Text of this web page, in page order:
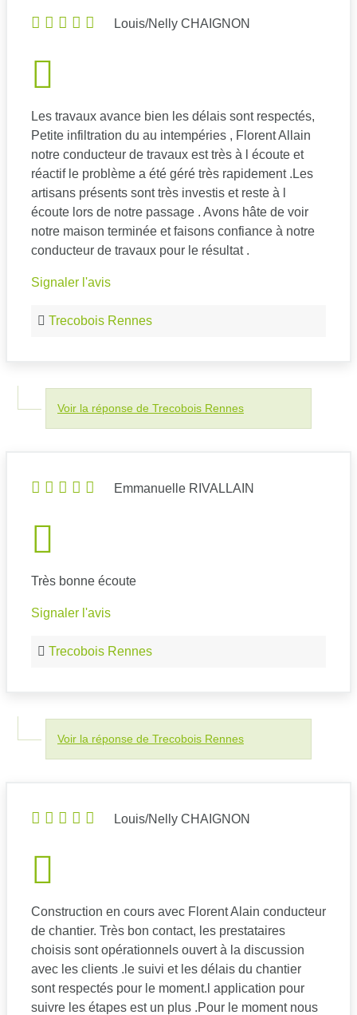
Louis/Nelly CHAIGNON
Les travaux avance bien les délais sont respectés,
Petite infiltration du au intempéries , Florent Allain
notre conducteur de travaux est très à l écoute et
réactif le problème a été géré très rapidement .Les
artisans présents sont très investis et reste à l
écoute lors de notre passage . Avons hâte de voir
notre maison terminée et faisons confiance à notre
conducteur de travaux pour le résultat .
Signaler l'avis
Trecobois Rennes
Voir la réponse de Trecobois Rennes
Emmanuelle RIVALLAIN
Très bonne écoute
Signaler l'avis
Trecobois Rennes
Voir la réponse de Trecobois Rennes
Louis/Nelly CHAIGNON
Construction en cours avec Florent Alain conducteur
de chantier. Très bon contact, les prestataires
choisis sont opérationnels ouvert à la discussion
avec les clients .le suivi et les délais du chantier
sont respectés pour le moment.l application pour
suivre les étapes est un plus .Pour le moment nous